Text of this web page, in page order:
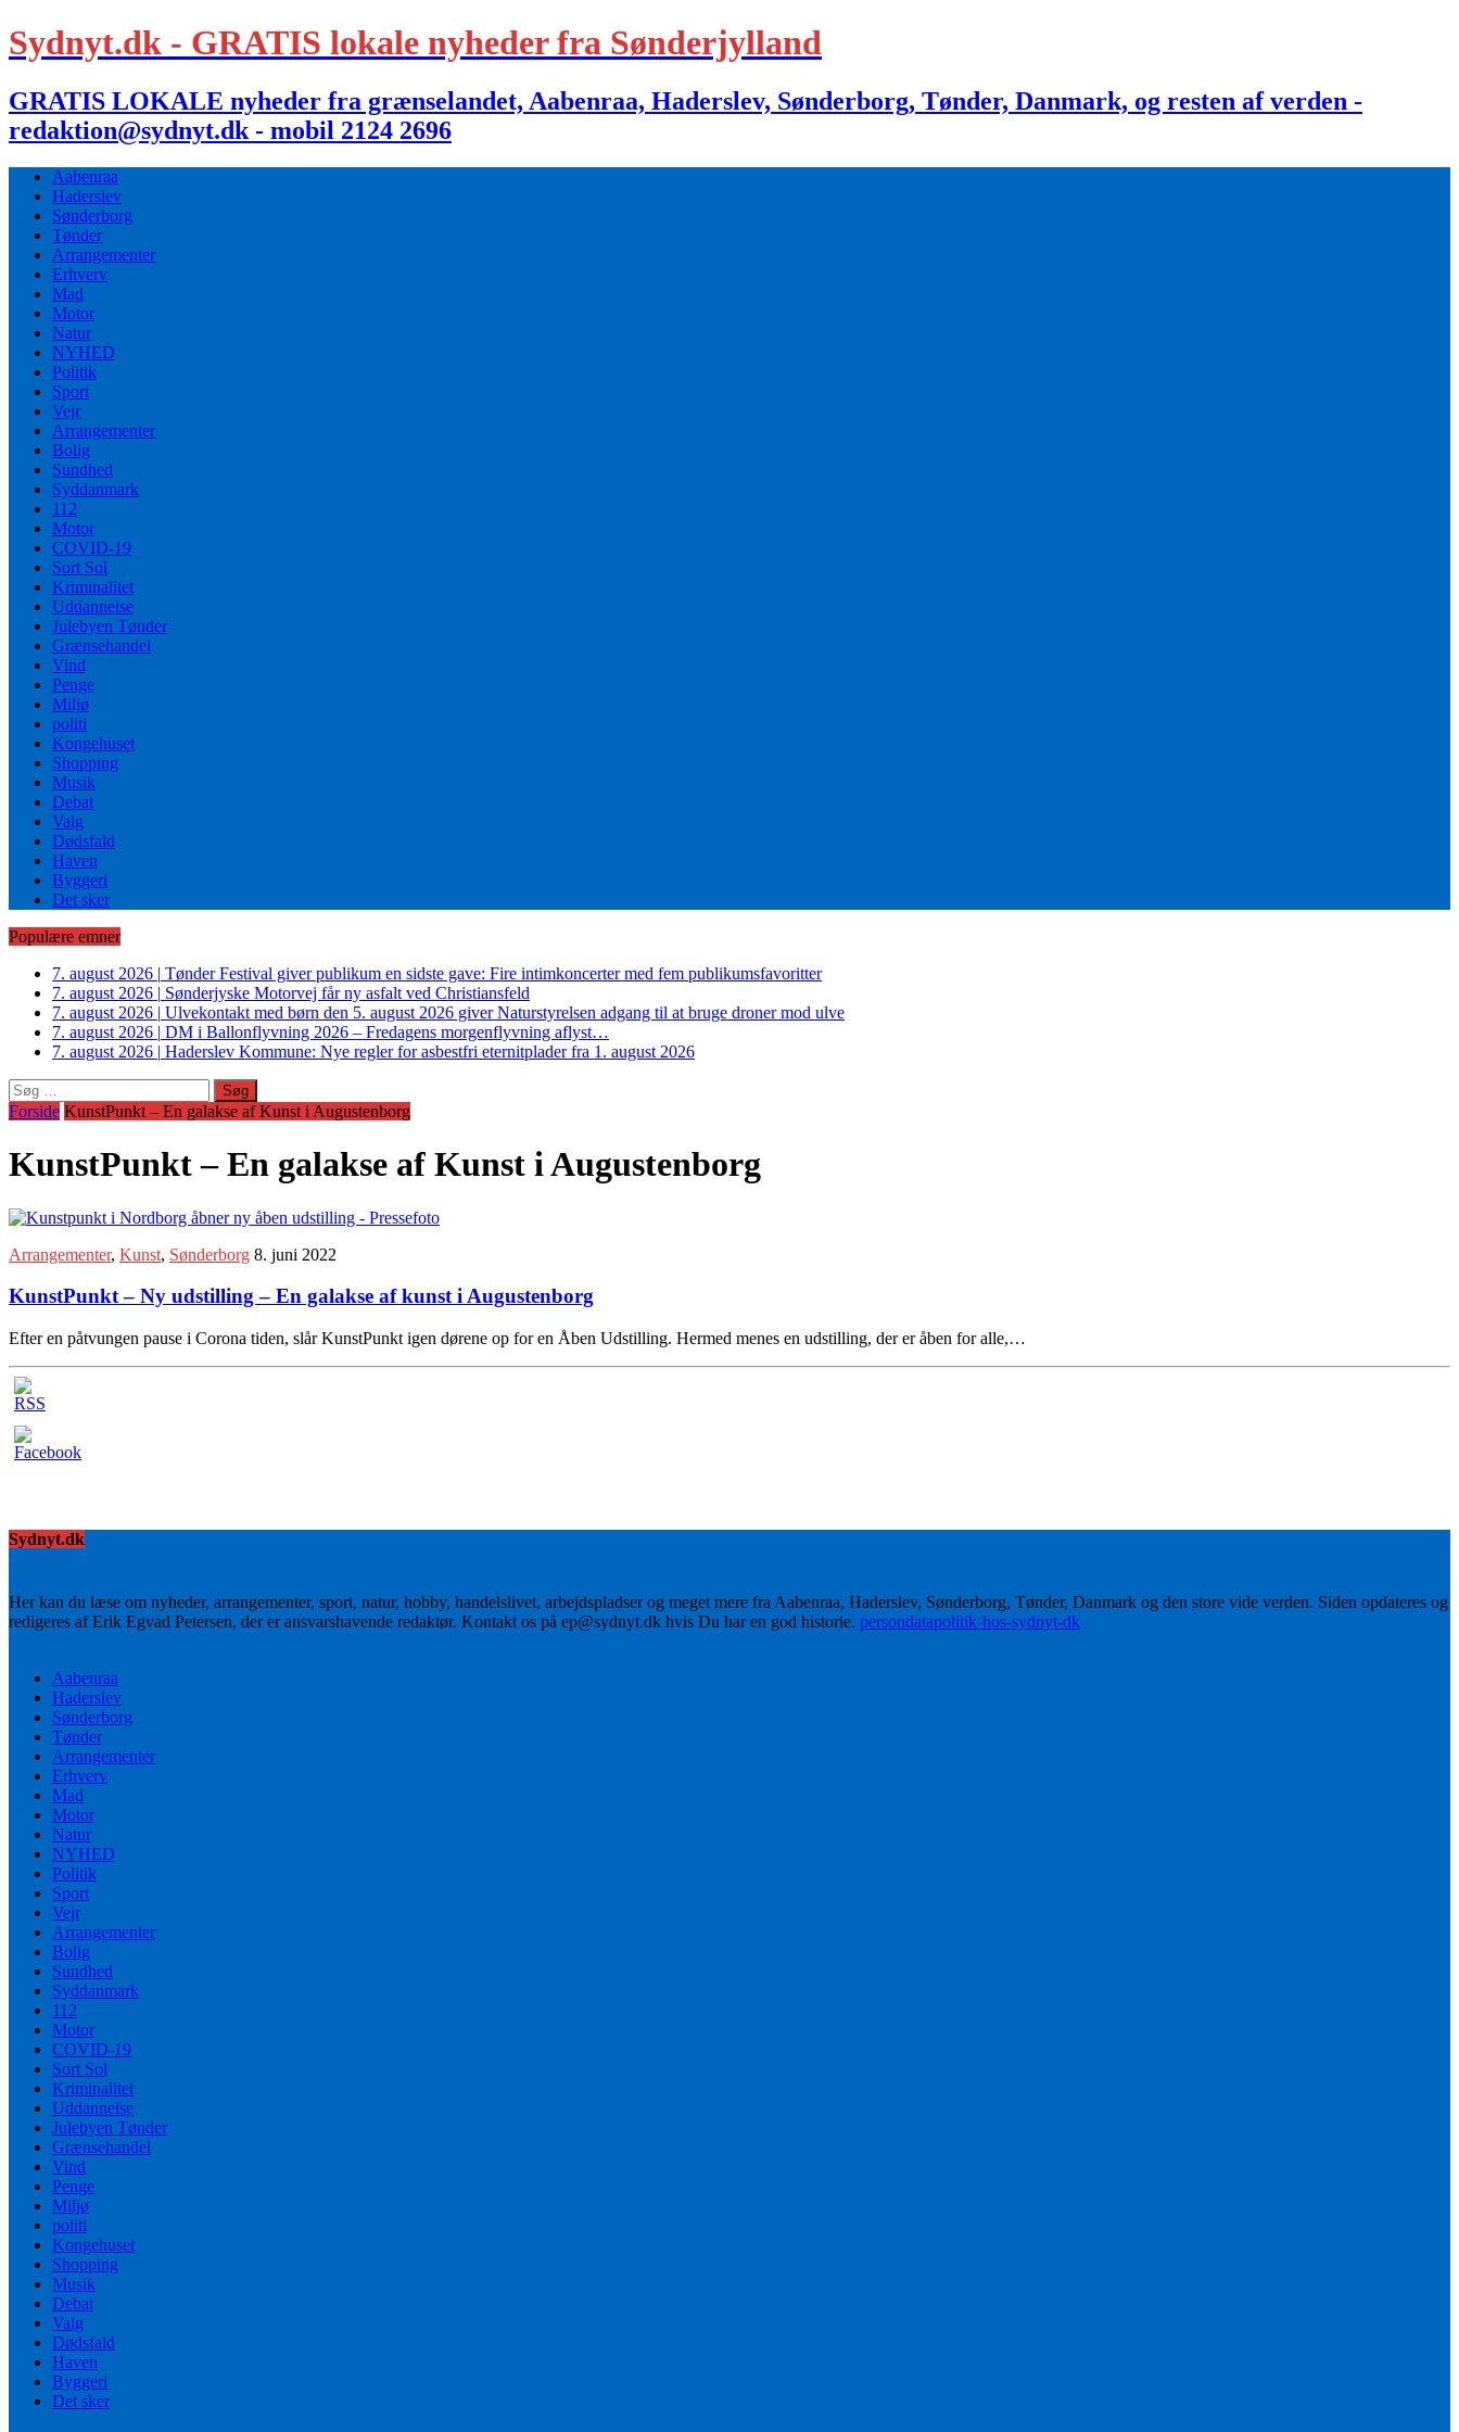
Sydnyt.dk - GRATIS lokale nyheder fra Sønderjylland
GRATIS LOKALE nyheder fra grænselandet, Aabenraa, Haderslev, Sønderborg, Tønder, Danmark, og resten af verden -
redaktion@sydnyt.dk - mobil 2124 2696
Aabenraa
Haderslev
Sønderborg
Tønder
Arrangementer
Erhverv
Mad
Motor
Natur
NYHED
Politik
Sport
Vejr
Arrangementer
Bolig
Sundhed
Syddanmark
112
Motor
COVID-19
Sort Sol
Kriminalitet
Uddannelse
Julebyen Tønder
Grænsehandel
Vind
Penge
Miljø
politi
Kongehuset
Shopping
Musik
Debat
Valg
Dødsfald
Haven
Byggeri
Det sker
Populære emner
7. august 2026 | Tønder Festival giver publikum en sidste gave: Fire intimkoncerter med fem publikumsfavoritter
7. august 2026 | Sønderjyske Motorvej får ny asfalt ved Christiansfeld
7. august 2026 | Ulvekontakt med børn den 5. august 2026 giver Naturstyrelsen adgang til at bruge droner mod ulve
7. august 2026 | DM i Ballonflyvning 2026 – Fredagens morgenflyvning aflyst…
7. august 2026 | Haderslev Kommune: Nye regler for asbestfri eternitplader fra 1. august 2026
Søg
efter:
Forside KunstPunkt – En galakse af Kunst i Augustenborg
KunstPunkt – En galakse af Kunst i Augustenborg
Arrangementer, Kunst, Sønderborg 8. juni 2022
KunstPunkt – Ny udstilling – En galakse af kunst i Augustenborg
Efter en påtvungen pause i Corona tiden, slår KunstPunkt igen dørene op for en Åben Udstilling. Hermed menes en udstilling, der er åben for alle,…
Sydnyt.dk
Her kan du læse om nyheder, arrangementer, sport, natur, hobby, handelslivet, arbejdspladser og meget mere fra Aabenraa, Haderslev, Sønderborg, Tønder, Danmark og den store vide verden. Siden opdateres og
redigeres af Erik Egvad Petersen, der er ansvarshavende redaktør. Kontakt os på ep@sydnyt.dk hvis Du har en god historie. persondatapolitik-hos-sydnyt-dk
Aabenraa
Haderslev
Sønderborg
Tønder
Arrangementer
Erhverv
Mad
Motor
Natur
NYHED
Politik
Sport
Vejr
Arrangementer
Bolig
Sundhed
Syddanmark
112
Motor
COVID-19
Sort Sol
Kriminalitet
Uddannelse
Julebyen Tønder
Grænsehandel
Vind
Penge
Miljø
politi
Kongehuset
Shopping
Musik
Debat
Valg
Dødsfald
Haven
Byggeri
Det sker